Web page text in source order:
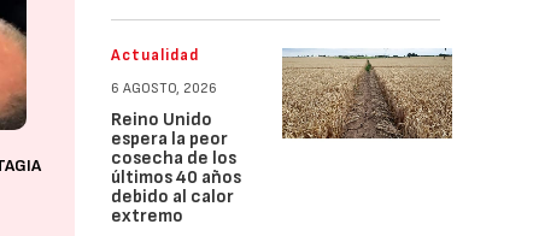
Actualidad
6 AGOSTO, 2026
Reino Unido
espera la peor
cosecha de los
últimos 40 años
debido al calor
extremo